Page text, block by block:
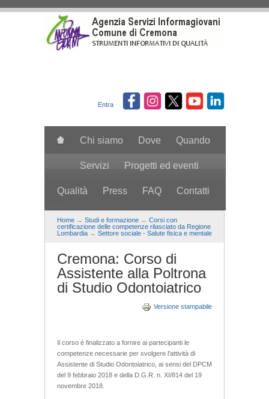
Entra
Chi siamo Dove Quando
Servizi Progetti ed eventi
Qualità Press FAQ Contatti
Home → Studi e formazione → Corsi con
certificazione delle competenze rilasciato da Regione
Lombardia → Settore sociale - Salute fisica e mentale
Cremona: Corso di
Assistente alla Poltrona
di Studio Odontoiatrico
Versione stampabile
Il corso è finalizzato a fornire ai partecipanti le
competenze necessarie per svolgere l’attività di
Assistente di Studio Odontoiatrico, ai sensi del DPCM
del 9 febbraio 2018 e della D.G.R. n. XI/814 del 19
novembre 2018.